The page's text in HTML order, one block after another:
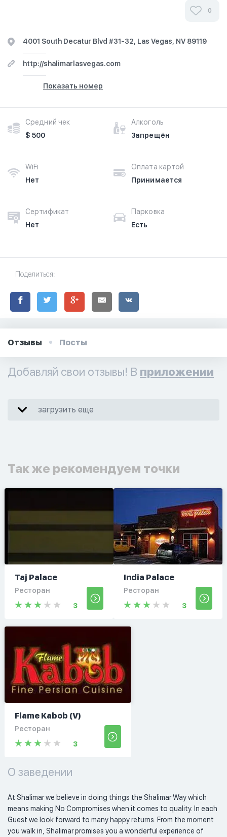
0
4001 South Decatur Blvd #31-32, Las Vegas, NV 89119
http://shalimarlasvegas.com
Показать номер
Средний чек
$ 500
Алкоголь
Запрещён
WiFi
Нет
Оплата картой
Принимается
Сертификат
Нет
Парковка
Есть
Поделиться:
Отзывы Посты
Добавляй свои отзывы! В приложении
загрузить еще
Так же рекомендуем точки
Taj Palace
Ресторан
3
India Palace
Ресторан
3
Flame Kabob (V)
Ресторан
3
О заведении
At Shalimar we believe in doing things the Shalimar Way which
means making No Compromises when it comes to quality. In each
Guest we look forward to many happy returns. From the moment
you walk in, Shalimar promises you a wonderful experience of